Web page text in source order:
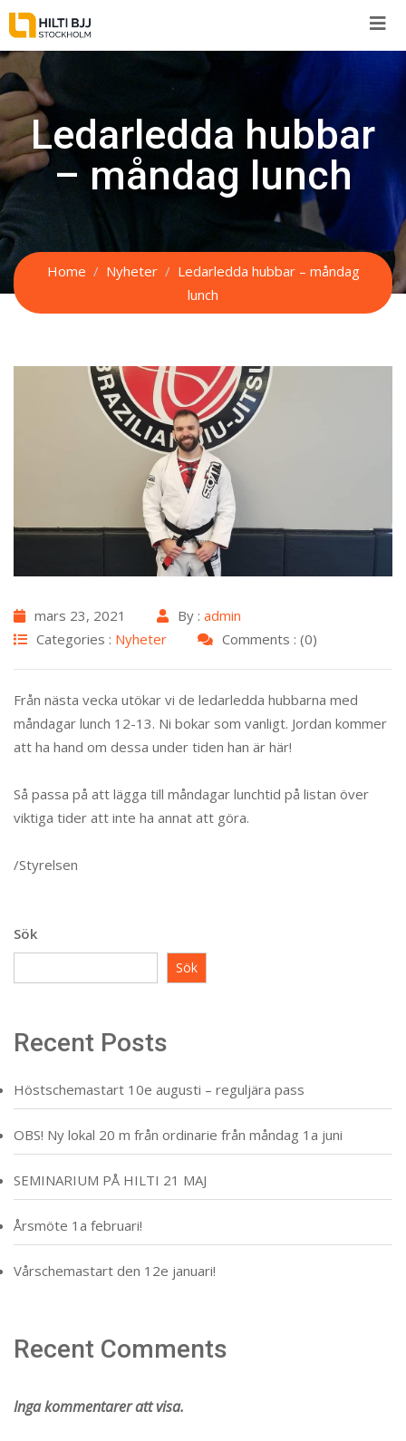
Skip
to
content
Ledarledda hubbar
– måndag lunch
Home Nyheter
Ledarledda hubbar – måndag
lunch
mars 23, 2021 By : admin
Categories : Nyheter Comments : (0)
Från nästa vecka utökar vi de ledarledda hubbarna med
måndagar lunch 12-13. Ni bokar som vanligt. Jordan kommer
att ha hand om dessa under tiden han är här!
Så passa på att lägga till måndagar lunchtid på listan över
viktiga tider att inte ha annat att göra.
/Styrelsen
Sök
Sök
Recent Posts
Höstschemastart 10e augusti – reguljära pass
OBS! Ny lokal 20 m från ordinarie från måndag 1a juni
SEMINARIUM PÅ HILTI 21 MAJ
Årsmöte 1a februari!
Vårschemastart den 12e januari!
Recent Comments
Inga kommentarer att visa.